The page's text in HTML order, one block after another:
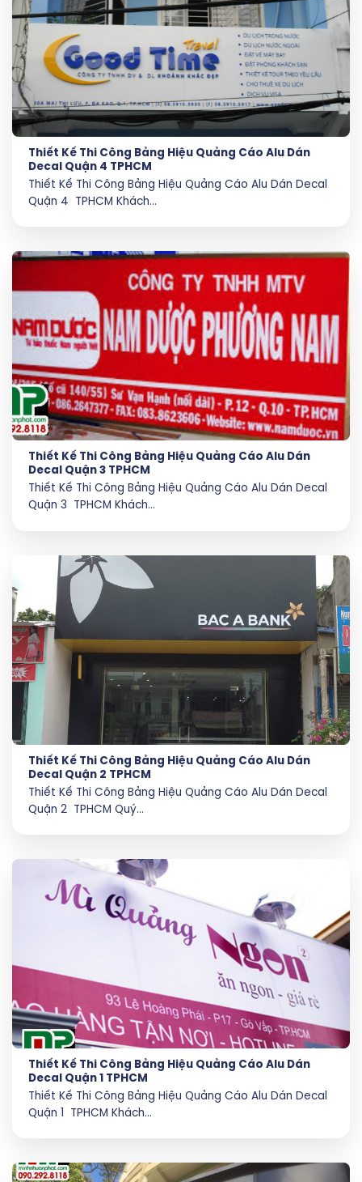
Thiết Kế Thi Công Bảng Hiệu Quảng Cáo Alu Dán
Decal Quận 4 TPHCM
Thiết Kế Thi Công Bảng Hiệu Quảng Cáo Alu Dán Decal
Quận 4 TPHCM Khách...
Thiết Kế Thi Công Bảng Hiệu Quảng Cáo Alu Dán
Decal Quận 3 TPHCM
Thiết Kế Thi Công Bảng Hiệu Quảng Cáo Alu Dán Decal
Quận 3 TPHCM Khách...
Thiết Kế Thi Công Bảng Hiệu Quảng Cáo Alu Dán
Decal Quận 2 TPHCM
Thiết Kế Thi Công Bảng Hiệu Quảng Cáo Alu Dán Decal
Quận 2 TPHCM Quý...
Thiết Kế Thi Công Bảng Hiệu Quảng Cáo Alu Dán
Decal Quận 1 TPHCM
Thiết Kế Thi Công Bảng Hiệu Quảng Cáo Alu Dán Decal
Quận 1 TPHCM Khách...